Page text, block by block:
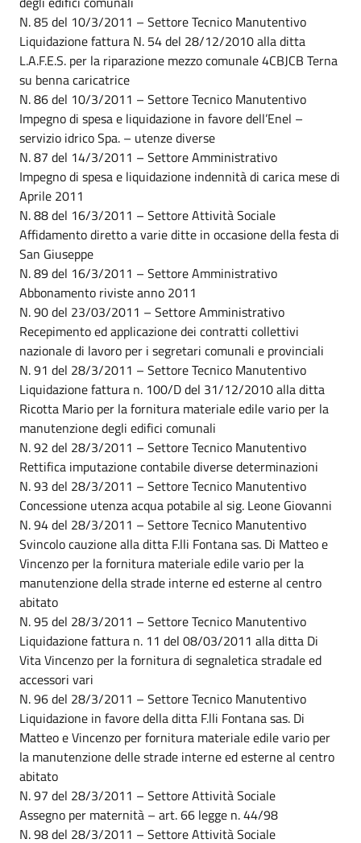
N. 85 del 10/3/2011 – Settore Tecnico Manutentivo
Liquidazione fattura N. 54 del 28/12/2010 alla ditta
L.A.F.E.S. per la riparazione mezzo comunale 4CBJCB Terna
su benna caricatrice
N. 86 del 10/3/2011 – Settore Tecnico Manutentivo
Impegno di spesa e liquidazione in favore dell’Enel –
servizio idrico Spa. – utenze diverse
N. 87 del 14/3/2011 – Settore Amministrativo
Impegno di spesa e liquidazione indennità di carica mese di
Aprile 2011
N. 88 del 16/3/2011 – Settore Attività Sociale
Affidamento diretto a varie ditte in occasione della festa di
San Giuseppe
N. 89 del 16/3/2011 – Settore Amministrativo
Abbonamento riviste anno 2011
N. 90 del 23/03/2011 – Settore Amministrativo
Recepimento ed applicazione dei contratti collettivi
nazionale di lavoro per i segretari comunali e provinciali
N. 91 del 28/3/2011 – Settore Tecnico Manutentivo
Liquidazione fattura n. 100/D del 31/12/2010 alla ditta
Ricotta Mario per la fornitura materiale edile vario per la
manutenzione degli edifici comunali
N. 92 del 28/3/2011 – Settore Tecnico Manutentivo
Rettifica imputazione contabile diverse determinazioni
N. 93 del 28/3/2011 – Settore Tecnico Manutentivo
Concessione utenza acqua potabile al sig. Leone Giovanni
N. 94 del 28/3/2011 – Settore Tecnico Manutentivo
Svincolo cauzione alla ditta F.lli Fontana sas. Di Matteo e
Vincenzo per la fornitura materiale edile vario per la
manutenzione della strade interne ed esterne al centro
abitato
N. 95 del 28/3/2011 – Settore Tecnico Manutentivo
Liquidazione fattura n. 11 del 08/03/2011 alla ditta Di
Vita Vincenzo per la fornitura di segnaletica stradale ed
accessori vari
N. 96 del 28/3/2011 – Settore Tecnico Manutentivo
Liquidazione in favore della ditta F.lli Fontana sas. Di
Matteo e Vincenzo per fornitura materiale edile vario per
la manutenzione delle strade interne ed esterne al centro
abitato
N. 97 del 28/3/2011 – Settore Attività Sociale
Assegno per maternità – art. 66 legge n. 44/98
N. 98 del 28/3/2011 – Settore Attività Sociale